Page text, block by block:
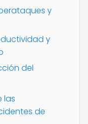
y
y
del
las
de